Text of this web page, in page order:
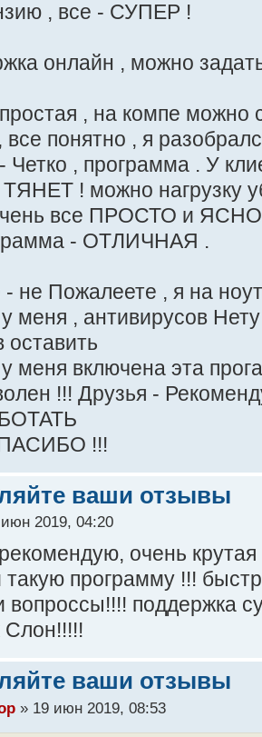
, все - СУПЕР !
онлайн , можно
, на компе можно
понятно , я
Четко , программа . У
! можно нагрузку
все ПРОСТО и
- ОТЛИЧНАЯ .
не Пожалеете , я на
меня , антивирусов Нету
оставить
меня включена эта
!!! Друзья -
!!!
ваши отзывы
2019, 04:20
очень
такую программу !!!
поддержка
Слон!!!!!
ваши отзывы
» 19 июн 2019, 08:53